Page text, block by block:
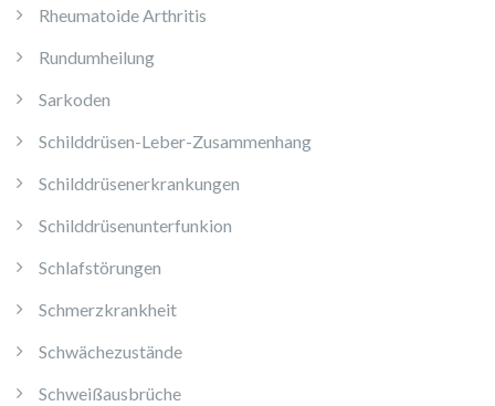
Rheumatoide Arthritis
Rundumheilung
Sarkoden
Schilddrüsen-Leber-Zusammenhang
Schilddrüsenerkrankungen
Schilddrüsenunterfunkion
Schlafstörungen
Schmerzkrankheit
Schwächezustände
Schweißausbrüche